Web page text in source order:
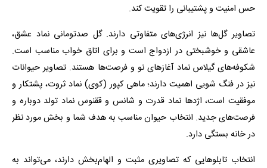
حس امنیت و پشتیبانی را تقویت کند.
تصاویر گل‌ها نیز انرژی‌های متفاوتی دارند. گل صدتومانی نماد عشق،
عاشقی و خوشبختی در ازدواج است و برای اتاق خواب مناسب است.
شکوفه‌های گیلاس نماد آغازهای نو و فرصت‌ها هستند. تصاویر حیوانات
نیز در فنگ شویی اهمیت دارند؛ ماهی کپور (کوی) نماد ثروت، پشتکار و
موفقیت است، اژدها نماد قدرت و شانس و ققنوس نماد تولد دوباره و
فرصت‌های جدید. انتخاب حیوان مناسب به هدف شما و بخش مورد نظر
در خانه بستگی دارد.
انتخاب تابلوهایی که تصاویری مثبت و الهام‌بخش دارند، می‌تواند به